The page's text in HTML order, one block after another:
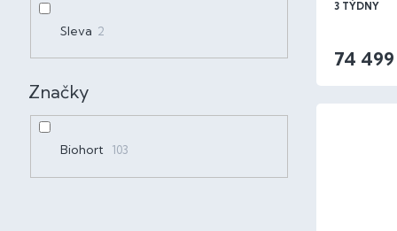
Sleva 2
Značky
Biohort 103
3 TÝDNY
74 499